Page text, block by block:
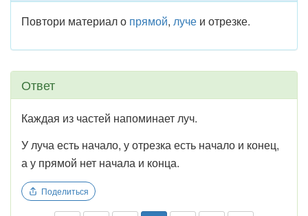
Повтори материал о прямой, луче и отрезке.
Ответ
Каждая из частей напоминает луч.
У луча есть начало, у отрезка есть начало и конец,
а у прямой нет начала и конца.
Поделиться